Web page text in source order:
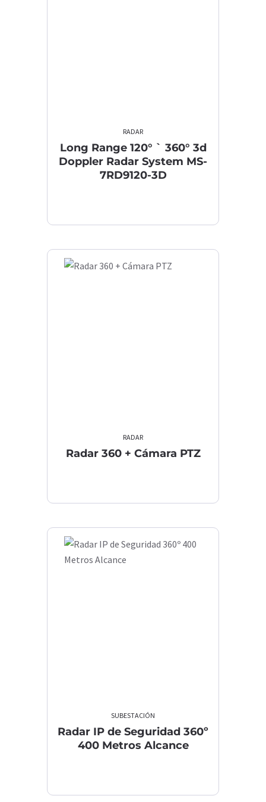
RADAR
Long Range 120° ` 360° 3d
Doppler Radar System MS-
7RD9120-3D
RADAR
Radar 360 + Cámara PTZ
SUBESTACIÓN
Radar IP de Seguridad 360º
400 Metros Alcance